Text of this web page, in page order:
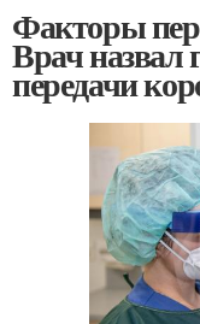
Факторы
Врач назвал
передачи